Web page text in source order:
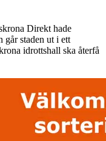
Direkt hade
staden ut i ett
idrottshall ska återfå